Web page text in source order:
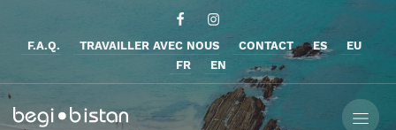
F.A.Q. TRAVAILLER AVEC NOUS CONTACT ES
EU
FR
EN